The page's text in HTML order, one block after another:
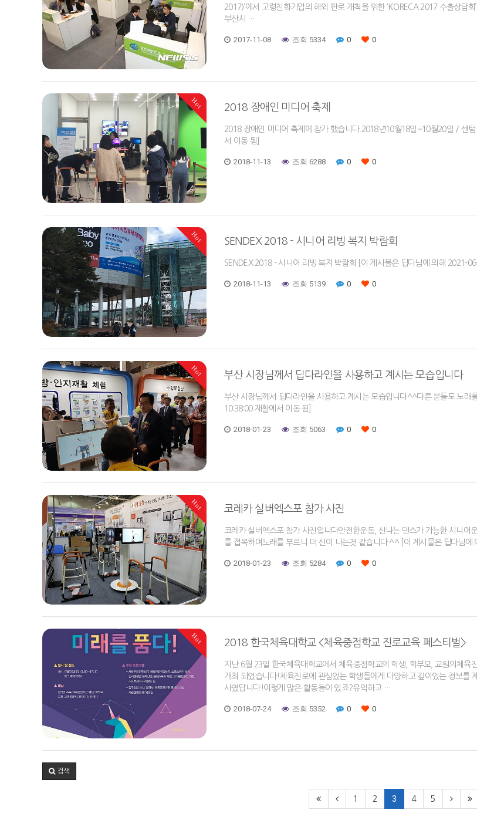
2017)’에서 고령친화기업의 해외 판로 개척을 위한 ‘KORECA 2017 수출상
부산시 …
2017-11-08 조회 5334 0 0
Hot 2018 장애인 미디어 축제
2018 장애인 미디어 축제에 참가 했습니다.2018년10월18일~10월20일 / 센
서 이동 됨]
2018-11-13 조회 6288 0 0
Hot SENDEX 2018 - 시니어 리빙 복지 박람회
SENDEX 2018 - 시니어 리빙 복지 박람회 [이 게시물은 딥다님에 의해 2021-
2018-11-13 조회 5139 0 0
Hot 부산 시장님께서 딥다라인을 사용하고 계시는 모습입니다
부산 시장님께서 딥다라인을 사용하고 계시는 모습입니다^^다른 분들도 노
10:38:00 재활에서 이동 됨]
2018-01-23 조회 5063 0 0
Hot 코레카 실버엑스포 참가 사진
코레카 실버엑스포 참가 사진입니다안전한운동, 신나는 댄스가 가능한 시니
를 접목하여노래를 부르니 더 신이 나는것 같습니다 ^^ [이 게시물은 딥다님에
2018-01-23 조회 5284 0 0
Hot 2018 한국체육대학교 <체육중점학교 진로교육 페스티벌>
지난 6월 23일 한국체육대학교에서 체육중점학교의 학생, 학부모, 교원의체
개최 되었습니다!체육진로에 관심있는 학생들에게 다양하고 깊이있는 정보를
사였답니다!이렇게 많은 활동들이 있죠?유익하고 …
2018-07-24 조회 5352 0 0
검색
1 2 3 4 5